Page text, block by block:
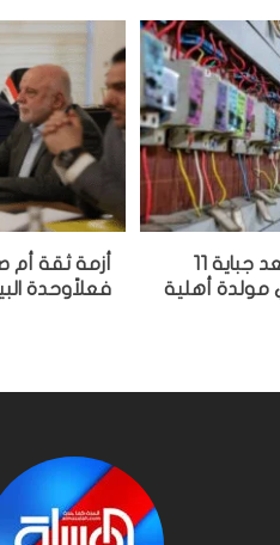
مشغل مولدة يختفي بعد جباية 11
مولدة أهلية
أزمة ثقة أم
فعلاًوحدة